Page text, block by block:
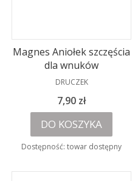
Magnes Aniołek szczęścia
dla wnuków
PRODUCENT
DRUCZEK
Cena
7,90 zł
DO KOSZYKA
Dostępność: towar dostępny